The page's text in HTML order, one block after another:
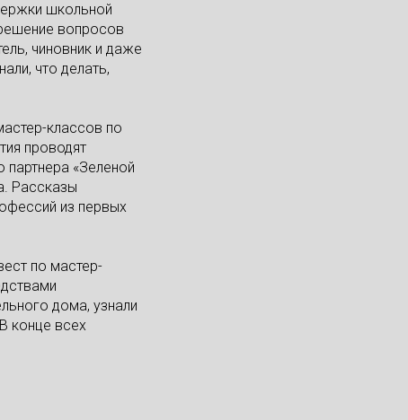
школьной
вопросов
чиновник и даже
что делать,
классов по
проводят
партнера «Зеленой
Рассказы
из первых
по мастер-
дома, узнали
конце всех